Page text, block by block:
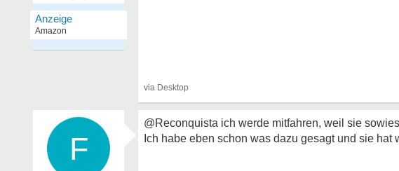
F
@Reconquista ich werde mitfahren, weil sie
Ich habe eben schon was dazu gesagt und sie